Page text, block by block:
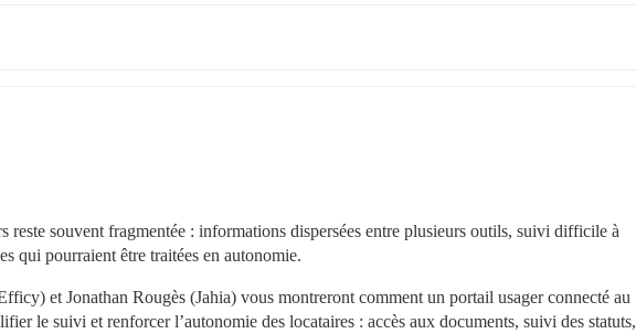
reste souvent fragmentée : informations dispersées entre plusieurs outils, suivi difficile à
qui pourraient être traitées en autonomie.
et Jonathan Rougès (Jahia) vous montreront comment un portail usager connecté au
le suivi et renforcer l’autonomie des locataires : accès aux documents, suivi des statuts,